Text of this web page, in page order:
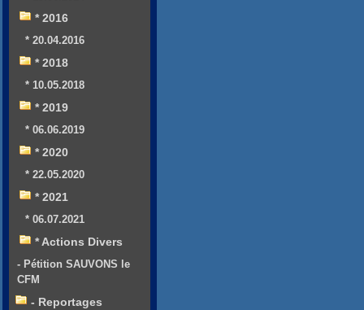
* 2016
* 20.04.2016
* 2018
* 10.05.2018
* 2019
* 06.06.2019
* 2020
* 22.05.2020
* 2021
* 06.07.2021
* Actions Divers
- Pétition SAUVONS le
CFM
- Reportages